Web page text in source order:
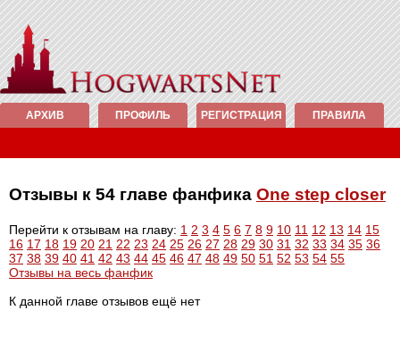
АРХИВ ПРОФИЛЬ РЕГИСТРАЦИЯ ПРАВИЛА
Отзывы к 54 главе фанфика One step closer
Перейти к отзывам на главу: 1 2 3 4 5 6 7 8 9 10 11 12 13 14 15
16 17 18 19 20 21 22 23 24 25 26 27 28 29 30 31 32 33 34 35 36
37 38 39 40 41 42 43 44 45 46 47 48 49 50 51 52 53 54 55
Отзывы на весь фанфик
К данной главе отзывов ещё нет